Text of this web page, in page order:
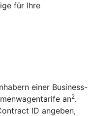
für Ihre
einer Business-
an2.
ID angeben,